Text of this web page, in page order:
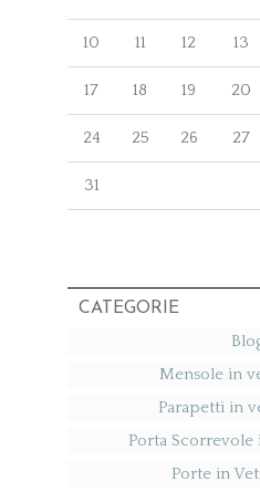
10 11 12 13
17 18 19 20
24 25 26 27
31
CATEGORIE
Mensole in
Parapetti in
Porta Scorrevole
Porte in